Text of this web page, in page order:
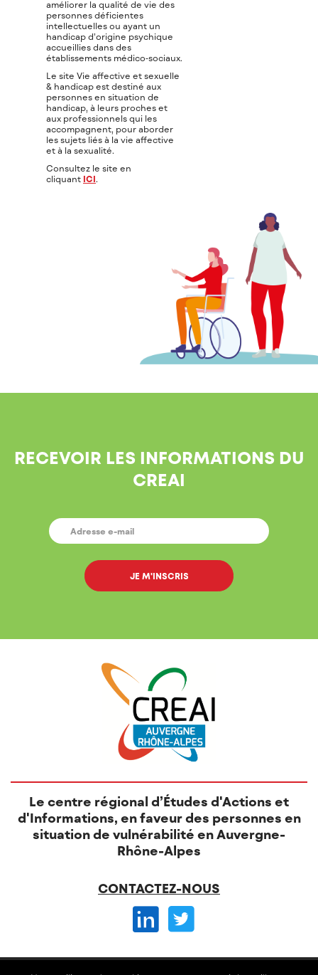
améliorer la qualité de vie des
personnes déficientes
intellectuelles ou ayant un
handicap d’origine psychique
accueillies dans des
établissements médico‑sociaux.
Le site Vie affective et sexuelle
& handicap est destiné aux
personnes en situation de
handicap, à leurs proches et
aux professionnels qui les
accompagnent, pour aborder
les sujets liés à la vie affective
et à la sexualité.
Consultez le site en
cliquant ICI.
RECEVOIR LES INFORMATIONS DU
CREAI
E-
MAIL *
Le centre régional d’Études d'Actions et
d'Informations, en faveur des personnes en
situation de vulnérabilité en Auvergne-
Rhône-Alpes
CONTACTEZ-NOUS